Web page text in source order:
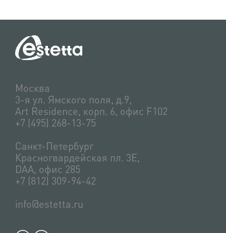
Москва
3-я ул. Ямского поля, д.9,
Art Residence, корп. 6, офис F102
+7 (495) 268-13-75
Санкт-Петербург
Красногвардейская пл. 3Е,
DAA, офис 285
+7 (812) 309-94-42
info@estetta.ru